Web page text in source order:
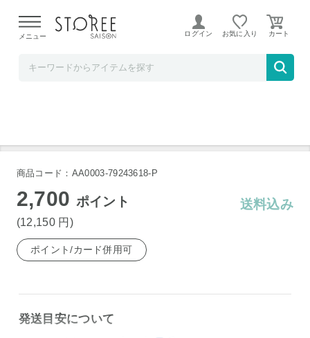
よる配送遅延が発生しております。
メニュー ログイン お気に入り
浜松・浜名湖うなぎ特大蒲焼 2人前
商品コード：AA0003-79243618-P
2,700 ポイント
(12,150 円 )
送料込み
ポイント/カード併用可
発送目安について